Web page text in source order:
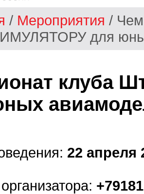
/ Мероприятия /
для юных
клуба
22 апреля